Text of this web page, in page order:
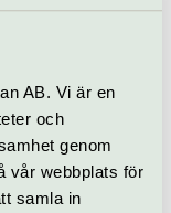
AB. Vi är en
och
genom
vår webbplats för
samla in